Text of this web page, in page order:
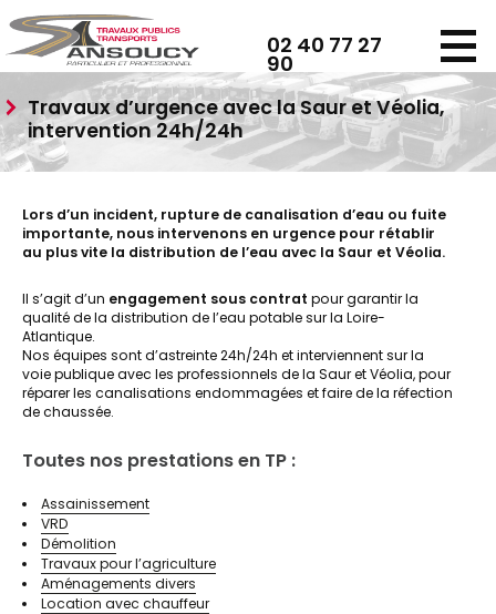
02 40 77 27
90
Travaux d’urgence avec la Saur et Véolia,
intervention 24h/24h
Lors d’un incident, rupture de canalisation d’eau ou fuite
importante, nous intervenons en urgence pour rétablir
au plus vite la distribution de l’eau avec la Saur et Véolia.
Il s’agit d’un engagement sous contrat pour garantir la
qualité de la distribution de l’eau potable sur la Loire-
Atlantique.
Nos équipes sont d’astreinte 24h/24h et interviennent sur la
voie publique avec les professionnels de la Saur et Véolia, pour
réparer les canalisations endommagées et faire de la réfection
de chaussée.
Toutes nos prestations en TP :
Assainissement
VRD
Démolition
Travaux pour l’agriculture
Aménagements divers
Location avec chauffeur
Panneau de gestion des cookies